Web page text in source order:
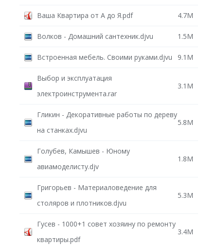
Ваша Квартира от А до Я.pdf 4.7M
Волков - Домашний сантехник.djvu 1.5M
Встроенная мебель. Своими руками.djvu 9.1M
Выбор и эксплуатация
электроинструмента.rar
3.1M
Гликин - Декоративные работы по дереву
на станках.djvu
5.8M
Голубев, Камышев - Юному
авиамоделисту.djv
1.8M
Григорьев - Материаловедение для
столяров и плотников.djvu
5.3M
Гусев - 1000+1 совет хозяину по ремонту
квартиры.pdf
3.4M